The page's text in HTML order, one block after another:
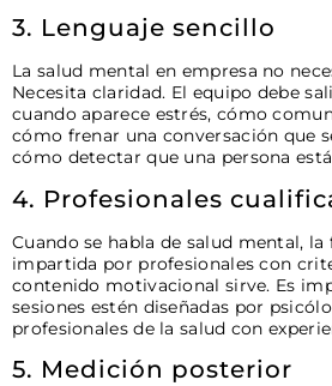
3. Lenguaje sencillo
La salud mental en empresa no
Necesita claridad. El equipo debe
cuando aparece estrés, cómo
cómo frenar una conversación que
cómo detectar que una persona
4. Profesionales
Cuando se habla de salud mental,
impartida por profesionales con
contenido motivacional sirve. Es
sesiones estén diseñadas por
profesionales de la salud con
5. Medición posterior